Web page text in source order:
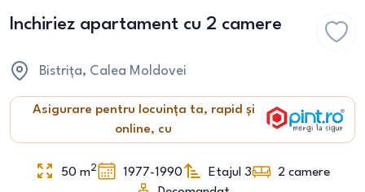
Inchiriez apartament cu 2 camere
Bistrița, Calea Moldovei
Asigurare pentru locuința ta, rapid și
online, cu
50 m2 1977-1990 Etajul 3 2 camere